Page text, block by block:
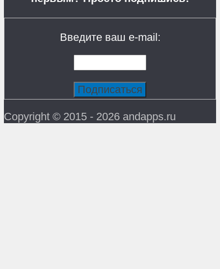
Введите ваш e-mail:
Copyright © 2015 - 2026 andapps.ru